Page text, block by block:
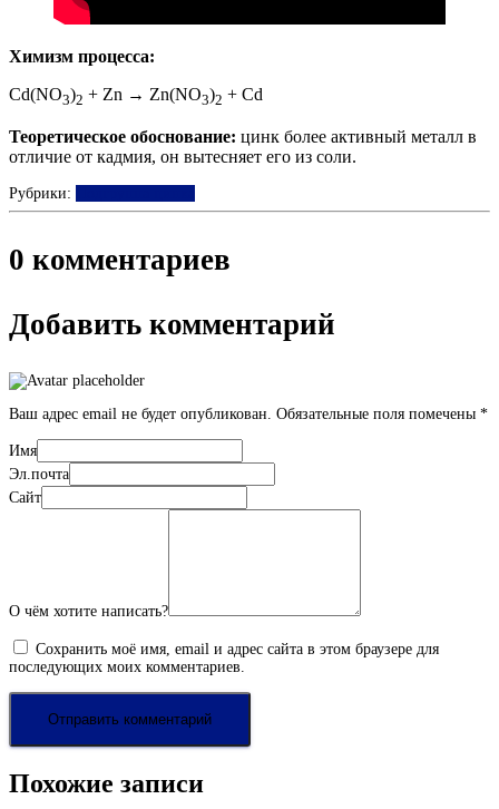
Химизм процесса:
Cd(NO3)2 + Zn → Zn(NO3)2 + Cd
Теоретическое обоснование: цинк более активный металл в
отличие от кадмия, он вытесняет его из соли.
Рубрики:
0 комментариев
Добавить комментарий
Ваш адрес email не будет опубликован. Обязательные поля помечены *
Имя
Эл.почта
Сайт
О чём хотите написать?
Сохранить моё имя, email и адрес сайта в этом браузере для
последующих моих комментариев.
Похожие записи